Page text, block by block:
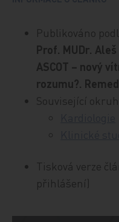
Publikováno
Prof. MUDr.
ASCOT – nový
rozumu?.
Související
Tisková verze
přihlášení)